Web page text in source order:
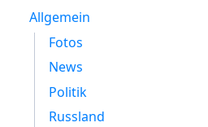
Allgemein
Fotos
News
Politik
Russland